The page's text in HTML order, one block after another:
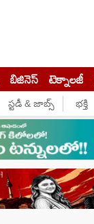
బిజినెస్‌ టెక్నాలజీ
స్టడీ & జాబ్స్ భక్తి